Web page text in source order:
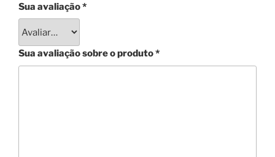
Sua avaliação*
Sua avaliação sobre o produto*